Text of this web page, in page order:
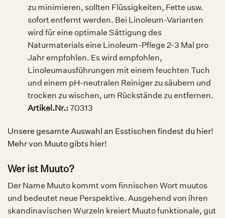
zu minimieren, sollten Flüssigkeiten, Fette usw.
sofort entfernt werden. Bei Linoleum-Varianten
wird für eine optimale Sättigung des
Naturmaterials eine Linoleum-Pflege 2-3 Mal pro
Jahr empfohlen. Es wird empfohlen,
Linoleumausführungen mit einem feuchten Tuch
und einem pH-neutralen Reiniger zu säubern und
trocken zu wischen, um Rückstände zu entfernen.
Artikel.Nr.: 70313
Unsere gesamte Auswahl an Esstischen findest du hier!
Mehr von Muuto gibts hier!
Wer ist Muuto?
Der Name Muuto kommt vom finnischen Wort muutos
und bedeutet neue Perspektive. Ausgehend von ihren
skandinavischen Wurzeln kreiert Muuto funktionale, gut